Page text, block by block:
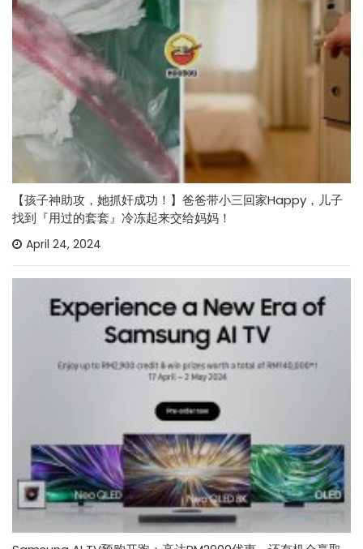
【孩子神助攻，她抓奸成功！】爸爸带小三回家Happy，儿子
找到『用过的套套』冷冻起来交给妈妈！
April 24, 2024